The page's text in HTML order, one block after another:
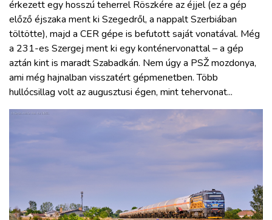
érkezett egy hosszú teherrel Röszkére az éjjel (ez a gép
előző éjszaka ment ki Szegedről, a nappalt Szerbiában
töltötte), majd a CER gépe is befutott saját vonatával. Még
a 231-es Szergej ment ki egy konténervonattal – a gép
aztán kint is maradt Szabadkán. Nem úgy a PSŽ mozdonya,
ami még hajnalban visszatért gépmenetben. Több
hullócsillag volt az augusztusi égen, mint tehervonat...